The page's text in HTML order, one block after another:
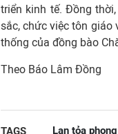
triển kinh tế. Đồng
sắc, chức việc tôn giáo
thống của đồng bào
Theo Báo Lâm Đồng
TAGS Lan tỏa